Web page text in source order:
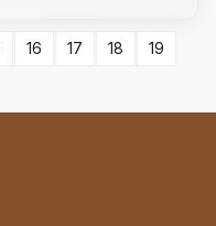
16 17 18
19